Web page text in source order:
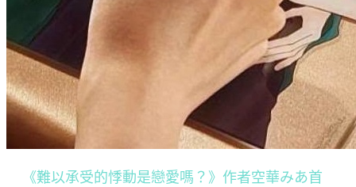
《難以承受的悸動是戀愛嗎？》作者空華みあ首